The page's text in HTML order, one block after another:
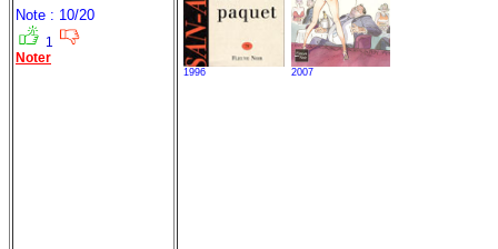
Note : 10/20
1
Noter
1996 2007